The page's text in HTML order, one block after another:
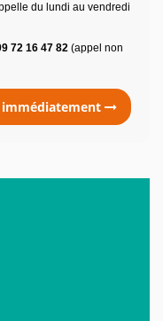
du lundi au vendredi
72 16 47 82 (appel non
immédiatement